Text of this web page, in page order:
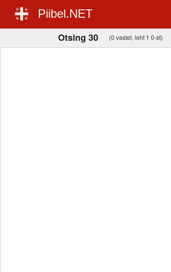
Piibel.NET
Otsing 30 (0 vastet, leht 1 0-st)